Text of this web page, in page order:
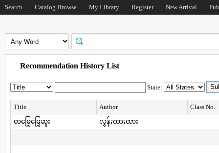
Search Catalog Browse My Library Register New Arrival
Recommendation History List
State:
Title Author
Class No.
တမြေ့မြေ့ဆူး
လွန်းထားထား